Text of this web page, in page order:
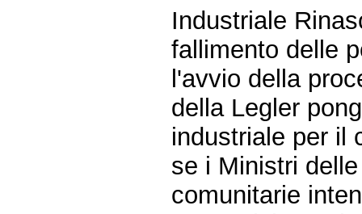
Industriale
fallimento delle
l'avvio della
della Legler
industriale per il
se i Ministri
comunitarie